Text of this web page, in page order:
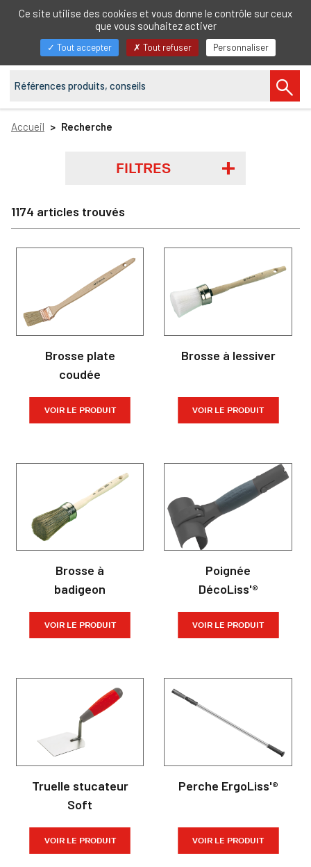
FR
Afficher/masquer
Accueil Recherche
FILTRES
1174 articles trouvés
Brosse plate
coudée
VOIR LE PRODUIT
Brosse à lessiver
VOIR LE PRODUIT
Brosse à
badigeon
VOIR LE PRODUIT
Poignée
DécoLiss'®
VOIR LE PRODUIT
Truelle stucateur
Soft
VOIR LE PRODUIT
Perche ErgoLiss'®
VOIR LE PRODUIT
Ce site utilise des cookies et vous donne le contrôle sur ceux
que vous souhaitez activer
Tout accepter Tout refuser Personnaliser